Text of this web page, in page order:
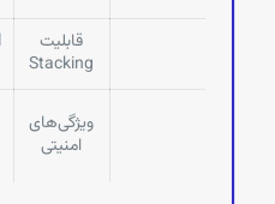
قابلیت
Stacking
ویژگی‌های
امنیتی